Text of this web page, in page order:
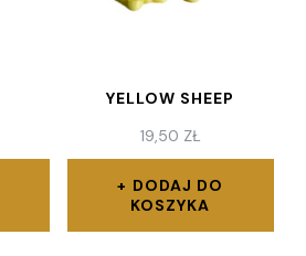
YELLOW SHEEP
19,50 ZŁ
DODAJ DO
KOSZYKA